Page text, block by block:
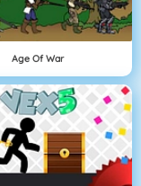
Age Of War